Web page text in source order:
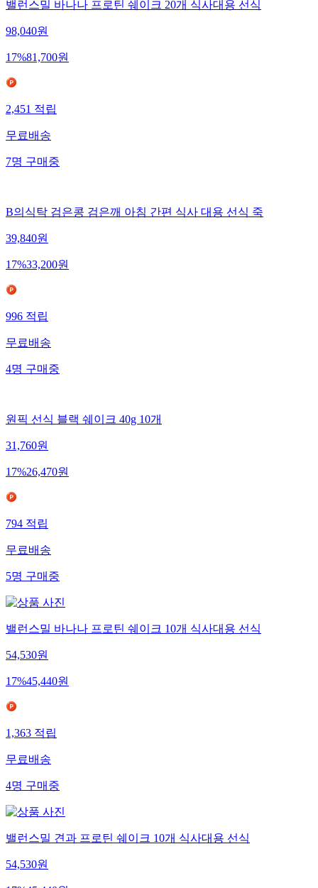
밸런스밀 바나나 프로틴 쉐이크 20개 식사대용 선식
98,040원
17%81,700원
2,451적립
무료배송
7명구매중
B의식탁 검은콩 검은깨 아침 간편 식사 대용 선식 죽
39,840원
17%33,200원
996적립
무료배송
4명구매중
원픽 선식 블랙 쉐이크 40g 10개
31,760원
17%26,470원
794적립
무료배송
5명구매중
밸런스밀 바나나 프로틴 쉐이크 10개 식사대용 선식
54,530원
17%45,440원
1,363적립
무료배송
4명구매중
밸런스밀 견과 프로틴 쉐이크 10개 식사대용 선식
54,530원